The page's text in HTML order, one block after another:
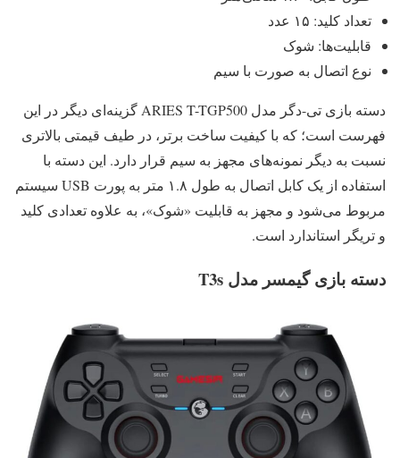
تعداد کلید: ۱۵ عدد
قابلیت‌ها: شوک
نوع اتصال به صورت با سیم
دسته بازی تی-دگر مدل ARIES T-TGP500 گزینه‌ای دیگر در این
فهرست است؛ که با کیفیت ساخت برتر، در طیف قیمتی بالاتری
نسبت به دیگر نمونه‌های مجهز به سیم قرار دارد. این دسته با
استفاده از یک کابل اتصال به طول ۱.۸ متر به پورت USB سیستم
مربوط می‌شود و مجهز به قابلیت «شوک»، به علاوه تعدادی کلید
و تریگر استاندارد است.
دسته بازی گیمسر مدل T3s